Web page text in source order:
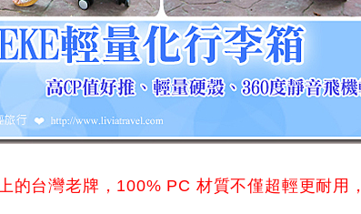
台灣老牌，100% PC 材質不僅超輕更耐用，